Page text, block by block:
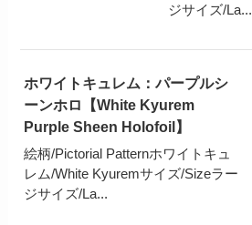
ジサイズ/La...
ホワイトキュレム：パープルシ
ーンホロ【White Kyurem
Purple Sheen Holofoil】
絵柄/Pictorial Patternホワイトキュ
レム/White Kyuremサイズ/Sizeラー
ジサイズ/La...